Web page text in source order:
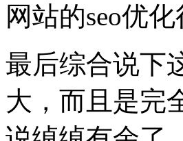
网站的seo优
最后综合说下
大，而且是完